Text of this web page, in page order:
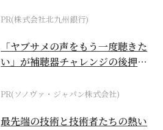
PR(株式会社北九州銀行)
「ヤブサメの声をもう一度聴きた
い」が補聴器チャレンジの後押し
PR(ソノヴァ・ジャパン株式会社)
最先端の技術と技術者たちの熱い